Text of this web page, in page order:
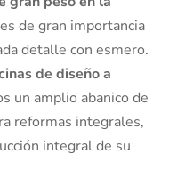
de gran importancia
detalle con esmero.
de diseño a
un amplio abanico de
reformas integrales,
integral de su